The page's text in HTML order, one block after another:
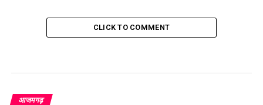
CLICK TO COMMENT
आजमगढ़